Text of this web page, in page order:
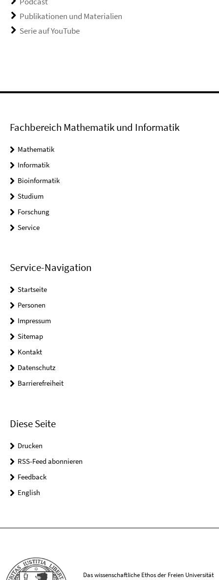
Publikationen und Materialien
Serie auf YouTube
Fachbereich Mathematik und Informatik
Mathematik
Informatik
Bioinformatik
Studium
Forschung
Service
Service-Navigation
Startseite
Personen
Impressum
Sitemap
Kontakt
Datenschutz
Barrierefreiheit
Diese Seite
Drucken
RSS-Feed abonnieren
Feedback
English
Das wissenschaftliche Ethos der Freien Universität